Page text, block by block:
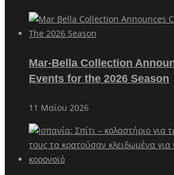
Mar-Bella Collection
Events for the 2026 Season
11 Μαΐου 2026